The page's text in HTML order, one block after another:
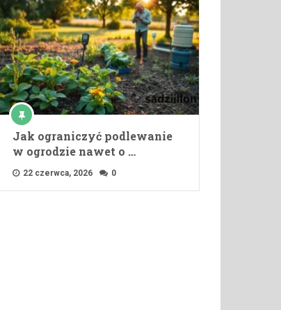
Jak ograniczyć podlewanie
w ogrodzie nawet o …
22 czerwca, 2026 0